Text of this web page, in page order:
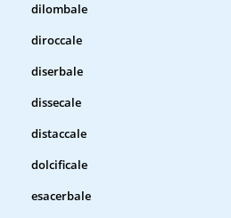
dilombale
diroccale
diserbale
dissecale
distaccale
dolcificale
esacerbale